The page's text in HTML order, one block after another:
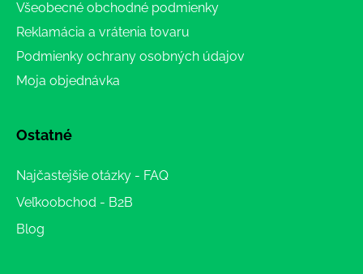
Všeobecné obchodné podmienky
Reklamácia a vrátenia tovaru
Podmienky ochrany osobných údajov
Moja objednávka
Ostatné
Najčastejšie otázky - FAQ
Veľkoobchod - B2B
Blog